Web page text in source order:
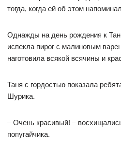
тогда, когда ей об этом
Однажды на день рождения к
испекла пирог с малиновым
наготовила всякой всячины и
Таня с гордостью показала
Шурика.
– Очень красивый! –
попугайчика.